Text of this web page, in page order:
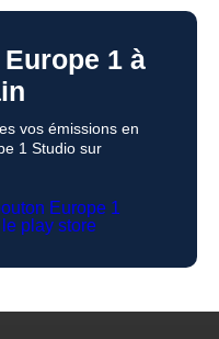
1 à
vos émissions en
1 Studio sur